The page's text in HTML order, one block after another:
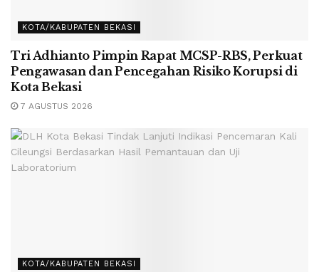
KOTA/KABUPATEN BEKASI
Tri Adhianto Pimpin Rapat MCSP-RBS, Perkuat
Pengawasan dan Pencegahan Risiko Korupsi di
Kota Bekasi
7 AGUSTUS 2026
KOTA/KABUPATEN BEKASI